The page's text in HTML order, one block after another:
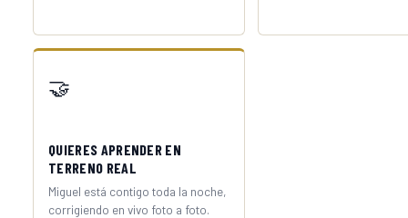
🤝
QUIERES APRENDER EN
TERRENO REAL
Miguel está contigo toda la noche,
corrigiendo en vivo foto a foto.